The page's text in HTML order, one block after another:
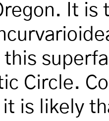
It is
this
Circle.
it is likely